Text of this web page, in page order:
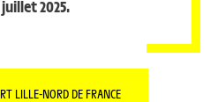
2025.
LILLE-NORD DE FRANCE